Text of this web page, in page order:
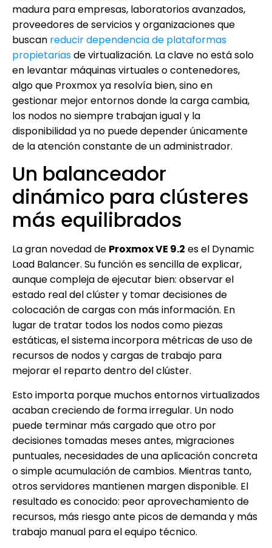
madura para empresas, laboratorios avanzados,
proveedores de servicios y organizaciones que
buscan reducir dependencia de plataformas
propietariasde virtualización. La clave no está solo
en levantar máquinas virtuales o contenedores,
algo que Proxmox ya resolvía bien, sino en
gestionar mejor entornos donde la carga cambia,
los nodos no siempre trabajan igual y la
disponibilidad ya no puede depender únicamente
de la atención constante de un administrador.
Un balanceador
dinámico para clústeres
más equilibrados
La gran novedad de Proxmox VE 9.2 es el Dynamic
Load Balancer. Su función es sencilla de explicar,
aunque compleja de ejecutar bien: observar el
estado real del clúster y tomar decisiones de
colocación de cargas con más información. En
lugar de tratar todos los nodos como piezas
estáticas, el sistema incorpora métricas de uso de
recursos de nodos y cargas de trabajo para
mejorar el reparto dentro del clúster.
Esto importa porque muchos entornos virtualizados
acaban creciendo de forma irregular. Un nodo
puede terminar más cargado que otro por
decisiones tomadas meses antes, migraciones
puntuales, necesidades de una aplicación concreta
o simple acumulación de cambios. Mientras tanto,
otros servidores mantienen margen disponible. El
resultado es conocido: peor aprovechamiento de
recursos, más riesgo ante picos de demanda y más
trabajo manual para el equipo técnico.